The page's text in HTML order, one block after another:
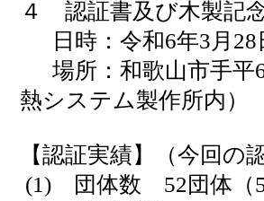
４ 認証書及び木製記
日時：令和6年3月28
場所：和歌山市手平6
熱システム製作所内）
【認証実績】（今回の
(1) 団体数 52団体（